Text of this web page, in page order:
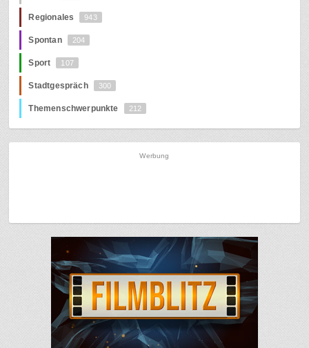
Regionales 943
Spontan 204
Sport 107
Stadtgespräch 300
Themenschwerpunkte 212
Werbung